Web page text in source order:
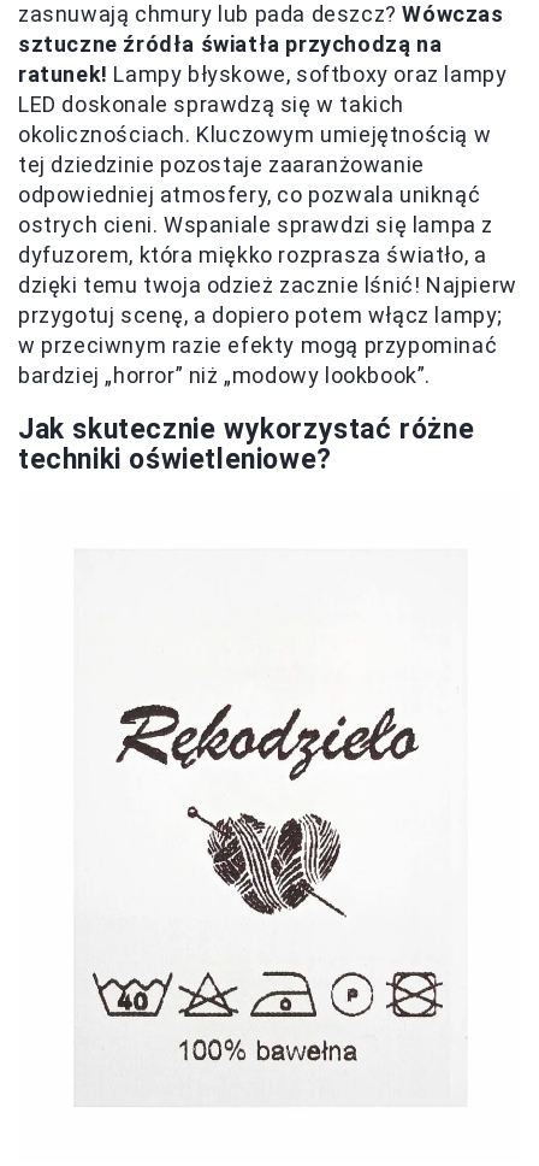
zasnuwają chmury lub pada deszcz?Wówczas
sztuczne źródła światła przychodzą na
ratunek! Lampy błyskowe, softboxy oraz lampy
LED doskonale sprawdzą się w takich
okolicznościach. Kluczowym umiejętnością w
tej dziedzinie pozostaje zaaranżowanie
odpowiedniej atmosfery, co pozwala uniknąć
ostrych cieni. Wspaniale sprawdzi się lampa z
dyfuzorem, która miękko rozprasza światło, a
dzięki temu twoja odzież zacznie lśnić! Najpierw
przygotuj scenę, a dopiero potem włącz lampy;
w przeciwnym razie efekty mogą przypominać
bardziej „horror” niż „modowy lookbook”.
Jak skutecznie wykorzystać różne
techniki oświetleniowe?